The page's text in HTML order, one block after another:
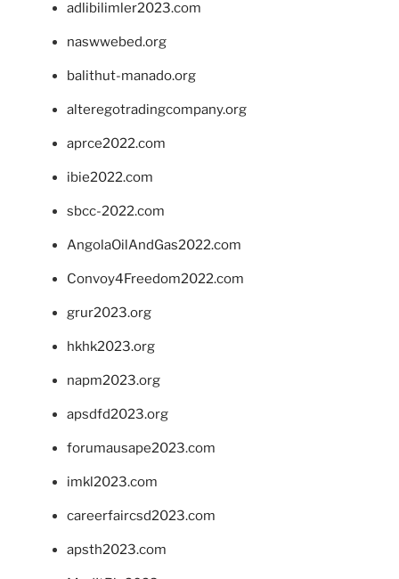
adlibilimler2023.com
naswwebed.org
balithut-manado.org
alteregotradingcompany.org
aprce2022.com
ibie2022.com
sbcc-2022.com
AngolaOilAndGas2022.com
Convoy4Freedom2022.com
grur2023.org
hkhk2023.org
napm2023.org
apsdfd2023.org
forumausape2023.com
imkl2023.com
careerfaircsd2023.com
apsth2023.com